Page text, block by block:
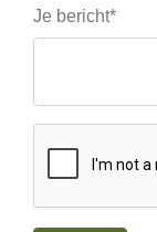
Je bericht*